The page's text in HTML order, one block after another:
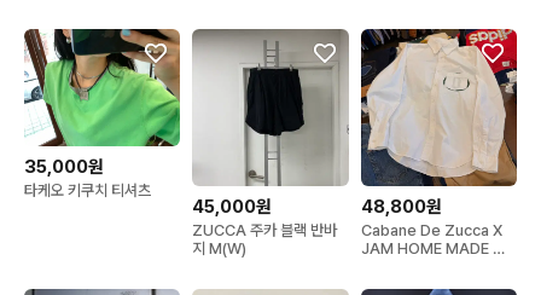
35,000원
타케오 키쿠치 티셔츠
45,000원
ZUCCA 주카 블랙 반바
지 M(W)
48,800원
Cabane De Zucca X
JAM HOME MADE 셔